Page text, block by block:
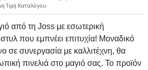
Τιμή Καταλόγου
από τη Joss με εσωτερική
που εμπνέει επιτυχία! Μοναδικό
σε συνεργασία με καλλιτέχνη, θα
πινελιά στο μαγιό σας. Το προϊόν